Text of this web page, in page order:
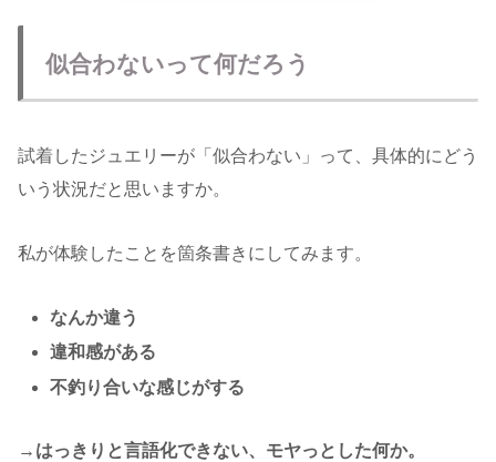
似合わないって何だろう
試着したジュエリーが「似合わない」って、具体的にどう
いう状況だと思いますか。
私が体験したことを箇条書きにしてみます。
なんか違う
違和感がある
不釣り合いな感じがする
→はっきりと言語化できない、モヤっとした何か。